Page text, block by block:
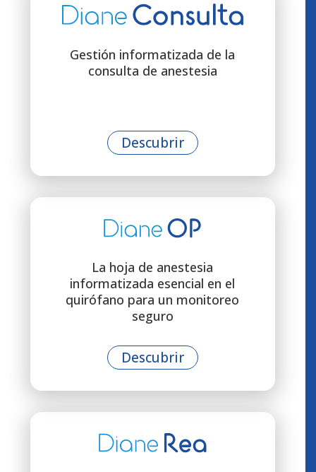
Gestión informatizada de la
consulta de anestesia
Descubrir
La hoja de anestesia
informatizada esencial en el
quirófano para un monitoreo
seguro
Descubrir